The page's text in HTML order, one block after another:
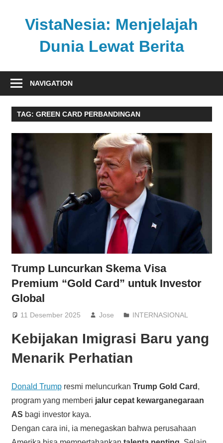
VistaNesia: Menjelajah
Dunia Lewat Berita
nasional
global
dalam
NAVIGATION
TAG: GREEN CARD PERBANDINGAN
Trump Luncurkan Skema Visa
Premium “Gold Card” untuk Investor
Global
11 Desember 2025 Jose INTERNASIONAL
Kebijakan Imigrasi Baru yang
Menarik Perhatian
Donald Trumpresmi meluncurkan Trump Gold Card ,
program yang memberi jalur cepat kewarganegaraan
AS bagi investor kaya.
Dengan cara ini, ia menegaskan bahwa perusahaan